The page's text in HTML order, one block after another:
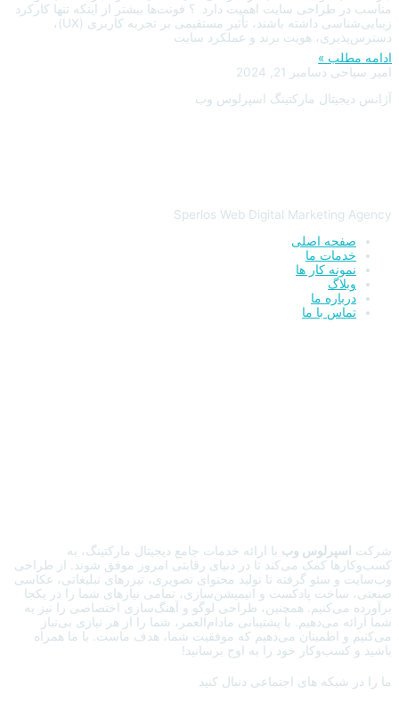
مناسب در طراحی سایت اهمیت دارد ؟ فونت‌ها بیشتر از اینکه تنها کارکرد
زیبایی‌شناسی داشته باشند، تأثیر مستقیمی بر تجربه کاربری (UX)،
دسترس‌پذیری، هویت برند و عملکرد سایت
ادامه مطلب »
امیر سیاحی دسامبر 21, 2024
آژانس دیجیتال مارکتینگ اسپرلوس وب
Sperlos Web Digital Marketing Agency
صفحه اصلی
خدمات ما
نمونه کار ها
وبلاگ
درباره ما
تماس با ما
شرکت اسپرلوس وب با ارائه خدمات جامع دیجیتال مارکتینگ، به
کسب‌وکارها کمک می‌کند تا در دنیای رقابتی امروز موفق شوند. از طراحی
وب‌سایت و سئو گرفته تا تولید محتوای تصویری، تیزرهای تبلیغاتی، عکاسی
صنعتی، ساخت پادکست و انیمیشن‌سازی، تمامی نیازهای شما را در یکجا
برآورده می‌کنیم. همچنین، طراحی لوگو و آهنگ‌سازی اختصاصی را نیز به
شما ارائه می‌دهیم. با پشتیبانی مادام‌العمر، شما را از هر نیازی بی‌نیاز
می‌کنیم و اطمینان می‌دهیم که موفقیت شما، هدف ماست. با ما همراه
باشید و کسب‌وکار خود را به اوج برسانید!
ما را در شبکه های اجتماعی دنبال کنید